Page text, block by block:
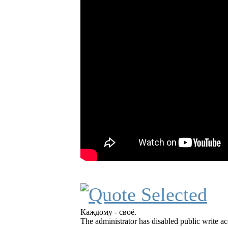
Каждому - своё.
The administrator has disabled public write